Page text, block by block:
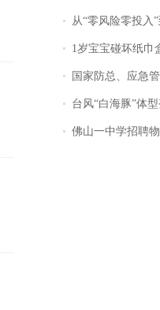
从“零风险零投入”到负债百万：一个
1岁宝宝碰坏纸巾盒，宝妈被酒店要求赔付
国家防总、应急管理部针对
台风“白海豚”体型变大
佛山一中学招聘物理教师，笔试前13名